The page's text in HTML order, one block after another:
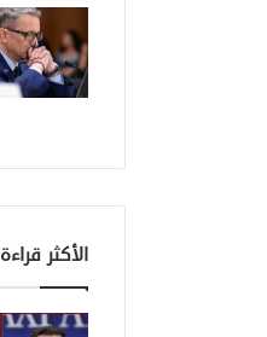
الأكثر قراءة